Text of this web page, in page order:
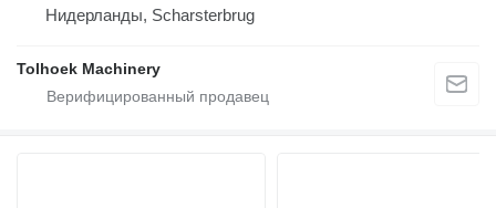
Нидерланды, Scharsterbrug
Tolhoek Machinery